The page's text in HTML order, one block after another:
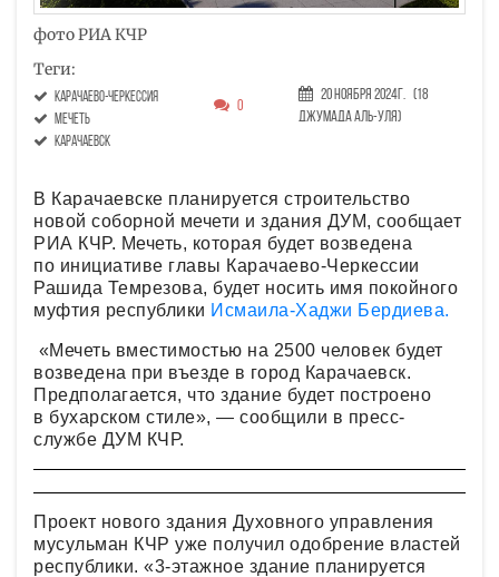
фото РИА КЧР
Теги:
Карачаево-Черкессия
мечеть
Карачаевск
0
20 Ноября 2024г. (18
Джумада аль-уля)
В Карачаевске планируется строительство
новой соборной мечети и здания ДУМ, сообщает
РИА КЧР. Мечеть, которая будет возведена
по инициативе главы Карачаево-Черкессии
Рашида Темрезова, будет носить имя покойного
муфтия республики Исмаила-Хаджи Бердиева.
«Мечеть вместимостью на 2500 человек будет
возведена при въезде в город Карачаевск.
Предполагается, что здание будет построено
в бухарском стиле», — сообщили в пресс-
службе ДУМ КЧР.
Проект нового здания Духовного управления
мусульман КЧР уже получил одобрение властей
республики. «3-этажное здание планируется